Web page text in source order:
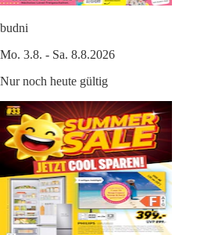
budni
Mo. 3.8. - Sa. 8.8.2026
Nur noch heute gültig